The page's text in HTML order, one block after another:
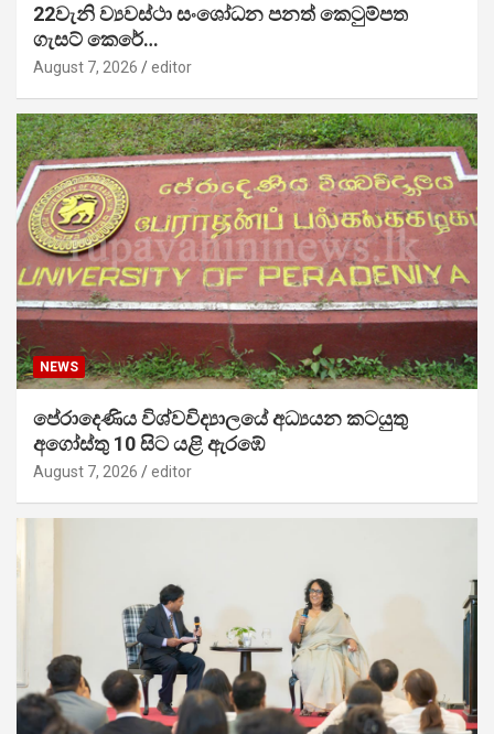
22වැනි ව්‍යවස්ථා සංශෝධන පනත් කෙටුම්පත
ගැසට් කෙරේ…
August 7, 2026 editor
NEWS
පේරාදෙණිය විශ්වවිද්‍යාලයේ අධ්‍යයන කටයුතු
අගෝස්තු 10 සිට යළි ඇරඹේ
August 7, 2026 editor